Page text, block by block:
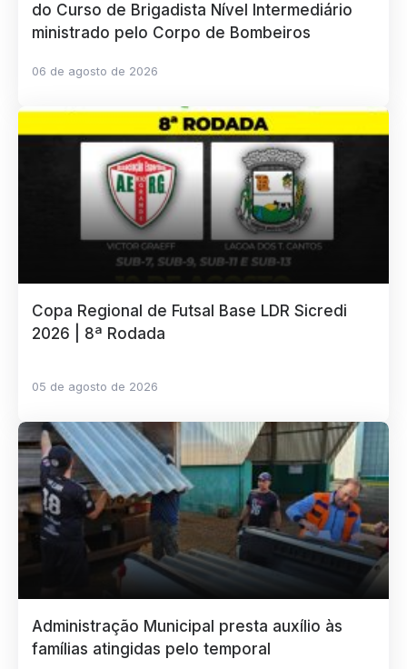
do Curso de Brigadista Nível Intermediário
ministrado pelo Corpo de Bombeiros
06 de agosto de 2026
Copa Regional de Futsal Base LDR Sicredi
2026 | 8ª Rodada
05 de agosto de 2026
Administração Municipal presta auxílio às
famílias atingidas pelo temporal